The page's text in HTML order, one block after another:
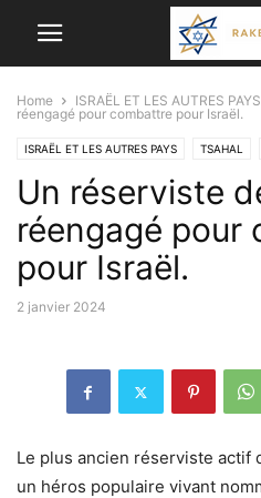
Home ISRAËL ET LES AUTRES PAYS
réengagé pour combattre pour Israël.
ISRAËL ET LES AUTRES PAYS TSAHAL
Un réserviste
réengagé pour
pour Israël.
2 janvier 2024
Le plus ancien réserviste actif
un héros populaire vivant